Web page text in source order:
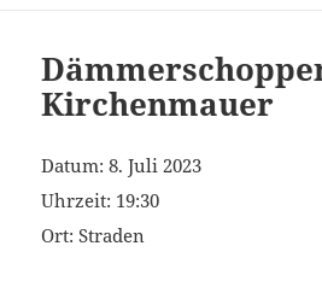
Kirchenmauer
Datum:8. Juli 2023
Uhrzeit: 19:30
Ort:Straden